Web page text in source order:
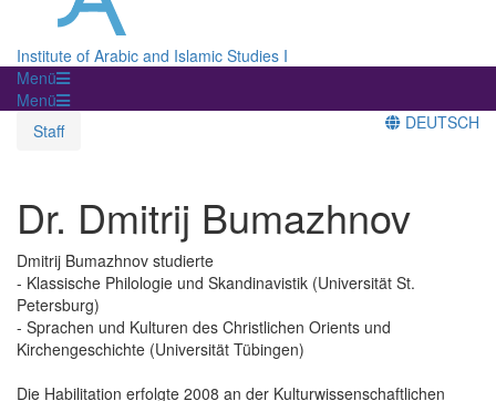
Institute of Arabic and Islamic Studies I
Menü
Menü
Staff
DEUTSCH
Dr. Dmitrij Bumazhnov
Dmitrij Bumazhnov studierte
- Klassische Philologie und Skandinavistik (Universität St.
Petersburg)
- Sprachen und Kulturen des Christlichen Orients und
Kirchengeschichte (Universität Tübingen)
Die Habilitation erfolgte 2008 an der Kulturwissenschaftlichen